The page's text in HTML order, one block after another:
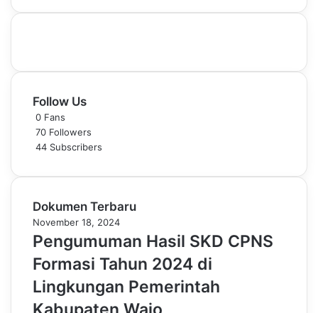
Follow Us
0 Fans
70 Followers
44 Subscribers
Dokumen Terbaru
November 18, 2024
Pengumuman Hasil SKD CPNS
Formasi Tahun 2024 di
Lingkungan Pemerintah